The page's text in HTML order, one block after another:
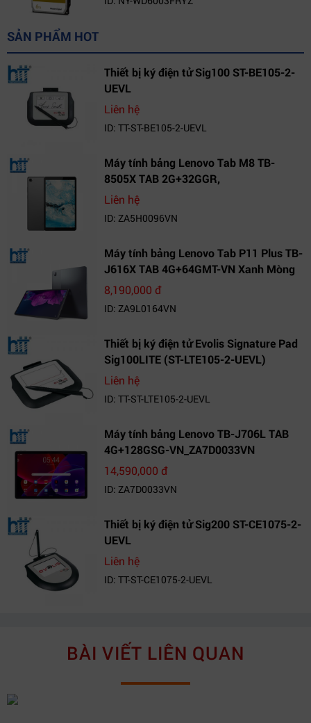
SẢN PHẨM HOT
Thiết bị ký điện tử Sig100 ST-BE105-2-
UEVL
Liên hệ
ID: TT-ST-BE105-2-UEVL
Máy tính bảng Lenovo Tab M8 TB-
8505X TAB 2G+32GGR,
VN_ZA5H0096VN
Liên hệ
ID: ZA5H0096VN
Máy tính bảng Lenovo Tab P11 Plus TB-
J616X TAB 4G+64GMT-VN Xanh Mòng
Két_ZA9L0164VN
8,190,000 đ
ID: ZA9L0164VN
Thiết bị ký điện tử Evolis Signature Pad
Sig100LITE (ST-LTE105-2-UEVL)
Liên hệ
ID: TT-ST-LTE105-2-UEVL
Máy tính bảng Lenovo TB-J706L TAB
4G+128GSG-VN_ZA7D0033VN
14,590,000 đ
ID: ZA7D0033VN
Thiết bị ký điện tử Sig200 ST-CE1075-2-
UEVL
Liên hệ
ID: TT-ST-CE1075-2-UEVL
BÀI VIẾT LIÊN QUAN